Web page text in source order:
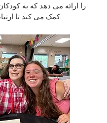
را ارائه می دهد که به
کمک می کند تا ارتباط برقرار کنند.